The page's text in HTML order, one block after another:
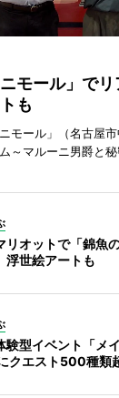
モール」で
も
モール」（名古屋
～マルーニ男爵と秘
リオットで「錦
浮世絵アートも
験型イベント「メ
クエスト500種類